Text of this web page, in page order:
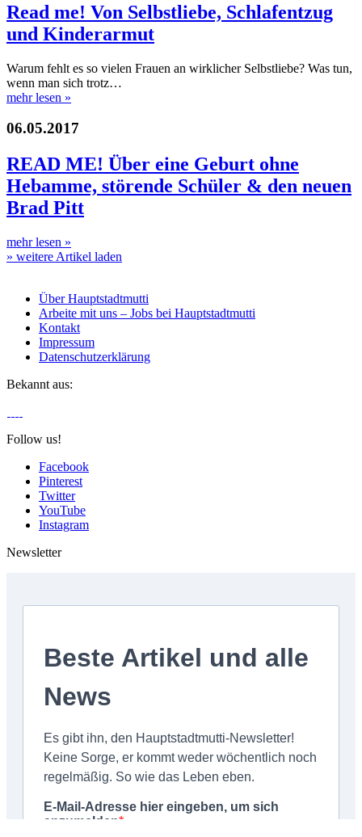
Read me! Von Selbstliebe, Schlafentzug
und Kinderarmut
Warum fehlt es so vielen Frauen an wirklicher Selbstliebe? Was tun,
wenn man sich trotz…
mehr lesen »
06.05.2017
READ ME! Über eine Geburt ohne
Hebamme, störende Schüler & den neuen
Brad Pitt
mehr lesen »
» weitere Artikel laden
Über Hauptstadtmutti
Arbeite mit uns – Jobs bei Hauptstadtmutti
Kontakt
Impressum
Datenschutzerklärung
Bekannt aus:
Follow us!
Facebook
Pinterest
Twitter
YouTube
Instagram
Newsletter